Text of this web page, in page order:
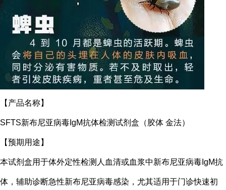
【产品名称】
SFTS新布尼亚病毒IgM抗体检测试剂盒（胶体 金法）
【预期用途】
本试剂盒用于体外定性检测人血清或血浆中新布尼亚病毒IgM抗
体，辅助诊断急性新布尼亚病毒感染，尤其适用于门诊快速初